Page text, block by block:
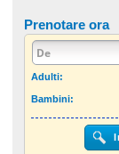
Offerta
Altro
Prenotare ora
Adulti:
Bambini: